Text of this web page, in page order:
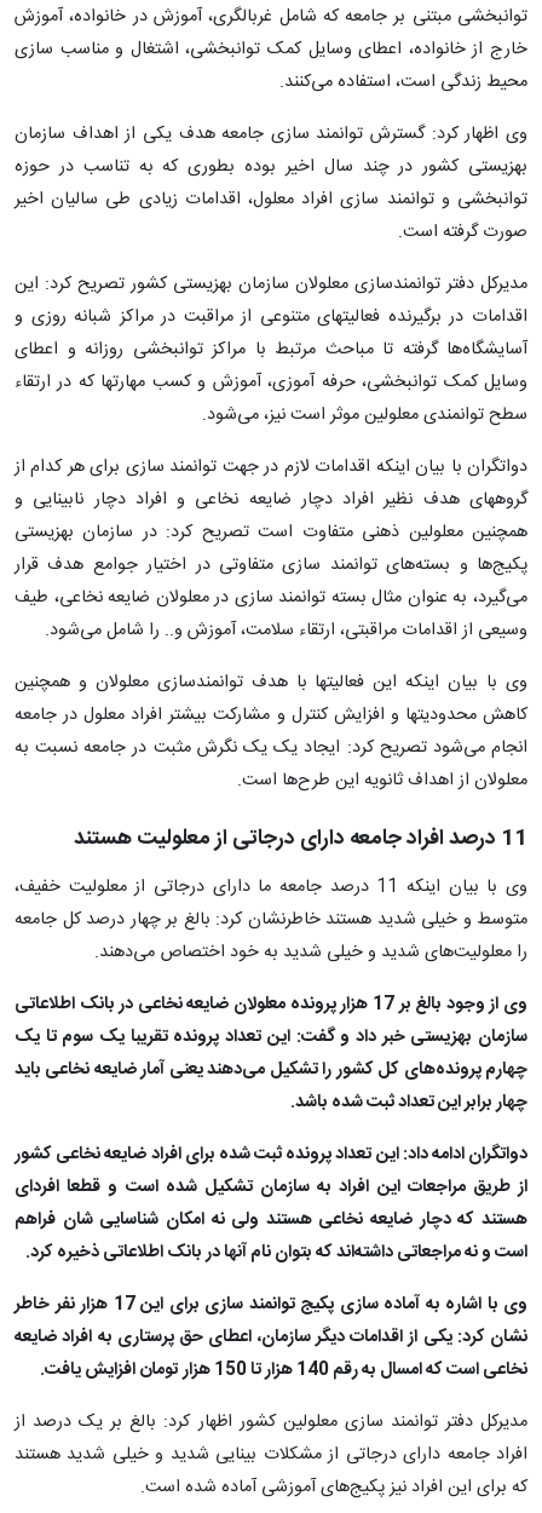
توانبخشی مبتنی بر جامعه که شامل غربالگری، آموزش در خانواده، آموزش
خارج از خانواده، اعطای وسایل کمک توانبخشی، اشتغال و مناسب سازی
محیط زندگی است، استفاده می‌کنند.
وی اظهار کرد: گسترش توانمند سازی جامعه هدف یکی از اهداف سازمان
بهزیستی کشور در چند سال اخیر بوده بطوری که به تناسب در حوزه
توانبخشی و توانمند سازی افراد معلول، اقدامات زیادی طی سالیان اخیر
صورت گرفته است.
مدیرکل دفتر توانمندسازی معلولان سازمان بهزیستی کشور تصریح کرد: این
اقدامات در برگیرنده فعالیتهای متنوعی از مراقبت در مراکز شبانه روزی و
آسایشگاه‌ها گرفته تا مباحث مرتبط با مراکز توانبخشی روزانه و اعطای
وسایل کمک توانبخشی، حرفه آموزی، آموزش و کسب مهارتها که در ارتقاء
سطح توانمندی معلولین موثر است نیز، می‌شود.
دواتگران با بیان اینکه اقدامات لازم در جهت توانمند سازی برای هر کدام از
گروههای هدف نظیر افراد دچار ضایعه نخاعی و افراد دچار نابینایی و
همچنین معلولین ذهنی متفاوت است تصریح کرد: در سازمان بهزیستی
پکیج‌ها و بسته‌های توانمند سازی متفاوتی در اختیار جوامع هدف قرار
می‌گیرد، به عنوان مثال بسته توانمند سازی در معلولان ضایعه نخاعی، طیف
وسیعی از اقدامات مراقبتی، ارتقاء سلامت، آموزش و.. را شامل می‌شود.
وی با بیان اینکه این فعالیتها با هدف توانمندسازی معلولان و همچنین
کاهش محدودیتها و افزایش کنترل و مشارکت بیشتر افراد معلول در جامعه
انجام می‌شود تصریح کرد: ایجاد یک یک نگرش مثبت در جامعه نسبت به
معلولان از اهداف ثانویه این طرح‌ها است.
11 درصد افراد جامعه دارای درجاتی از معلولیت هستند
وی با بیان اینکه 11 درصد جامعه ما دارای درجاتی از معلولیت خفیف،
متوسط و خیلی شدید هستند خاطرنشان کرد: بالغ بر چهار درصد کل جامعه
را معلولیت‌های شدید و خیلی شدید به خود اختصاص می‌دهند.
وی از وجود بالغ بر 17 هزار پرونده معلولان ضایعه نخاعی در بانک اطلاعاتی
سازمان بهزیستی خبر داد و گفت: این تعداد پرونده تقریبا یک سوم تا یک
چهارم پرونده‌های کل کشور را تشکیل می‌دهند یعنی آمار ضایعه نخاعی باید
چهار برابر این تعداد ثبت شده باشد.
دواتگران ادامه داد: این تعداد پرونده ثبت شده برای افراد ضایعه نخاعی کشور
از طریق مراجعات این افراد به سازمان تشکیل شده است و قطعا افردای
هستند که دچار ضایعه نخاعی هستند ولی نه امکان شناسایی شان فراهم
است و نه مراجعاتی داشته‌اند که بتوان نام آنها در بانک اطلاعاتی ذخیره کرد.
وی با اشاره به آماده سازی پکیج توانمند سازی برای این 17 هزار نفر خاطر
نشان کرد: یکی از اقدامات دیگر سازمان، اعطای حق پرستاری به افراد ضایعه
نخاعی است که امسال به رقم 140 هزار تا 150 هزار تومان افزایش یافت.
مدیرکل دفتر توانمند سازی معلولین کشور اظهار کرد: بالغ بر یک درصد از
افراد جامعه دارای درجاتی از مشکلات بینایی شدید و خیلی شدید هستند
که برای این افراد نیز پکیج‌های آموزشی آماده شده است.